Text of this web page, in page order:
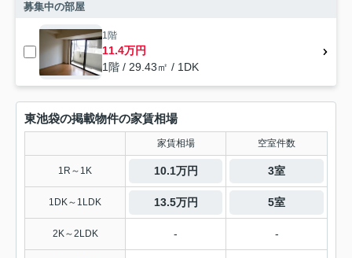
募集中の部屋
1階
11.4万円
1階 / 29.43㎡ / 1DK
東池袋の掲載物件の家賃相場
家賃相場 空室件数
1R～1K 10.1万円 3室
1DK～1LDK 13.5万円 5室
2K～2LDK - -